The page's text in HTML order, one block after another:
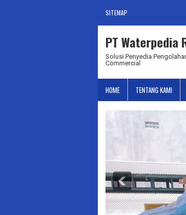
SITEMAP
PT Waterpedia
Solusi Penyedia
Commercial
HOME TENTANG KAMI